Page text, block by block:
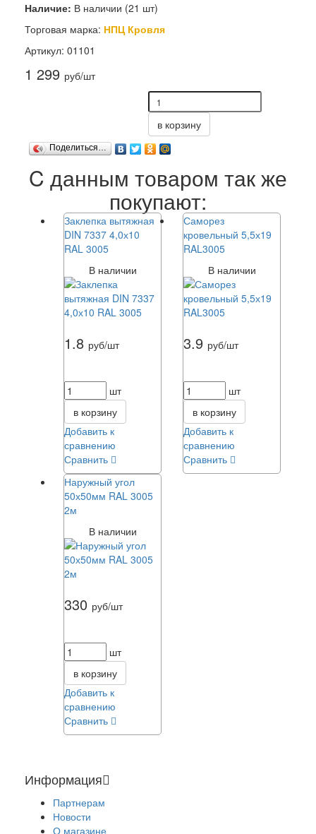
Наличие: В наличии (21 шт)
Торговая марка: НПЦ Кровля
Артикул: 01101
1 299 руб/шт
в корзину
Поделиться…
C данным товаром так же
покупают:
Заклепка вытяжная
DIN 7337 4,0х10
RAL 3005
В наличии
1.8 руб/шт
шт
в корзину
Добавить к
сравнению
Сравнить
Саморез
кровельный 5,5х19
RAL3005
В наличии
3.9 руб/шт
шт
в корзину
Добавить к
сравнению
Сравнить
Наружный угол
50х50мм RAL 3005
2м
В наличии
330 руб/шт
шт
в корзину
Добавить к
сравнению
Сравнить
Информация
Партнерам
Новости
О магазине